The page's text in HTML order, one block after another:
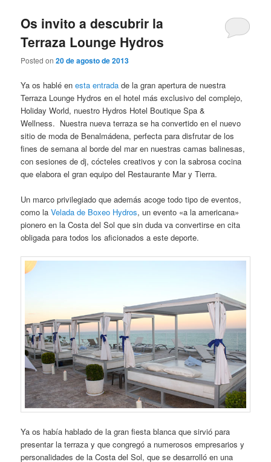
Os invito a descubrir la
Terraza Lounge Hydros
Posted on20 de agosto de 2013
Ya os hablé enesta entrada de la gran apertura de nuestra
Terraza Lounge Hydros en el hotel más exclusivo del complejo,
Holiday World, nuestro Hydros Hotel Boutique Spa &
Wellness. Nuestra nueva terraza se ha convertido en el nuevo
sitio de moda de Benalmádena, perfecta para disfrutar de los
fines de semana al borde del mar en nuestras camas balinesas,
con sesiones de dj, cócteles creativos y con la sabrosa cocina
que elabora el gran equipo del Restaurante Mar y Tierra.
Un marco privilegiado que además acoge todo tipo de eventos,
como laVelada de Boxeo Hydros, un evento «a la americana»
pionero en la Costa del Sol que sin duda va convertirse en cita
obligada para todos los aficionados a este deporte.
Ya os había hablado de la gran fiesta blanca que sirvió para
presentar la terraza y que congregó a numerosos empresarios y
personalidades de la Costa del Sol, que se desarrolló en una